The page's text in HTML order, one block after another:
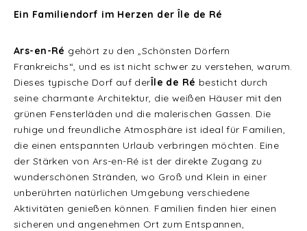
Ein Familiendorf im Herzen der Île de Ré
Ars-en-Ré gehört zu den „Schönsten Dörfern
Frankreichs“, und es ist nicht schwer zu verstehen, warum.
Dieses typische Dorf auf derÎle de Ré besticht durch
seine charmante Architektur, die weißen Häuser mit den
grünen Fensterläden und die malerischen Gassen. Die
ruhige und freundliche Atmosphäre ist ideal für Familien,
die einen entspannten Urlaub verbringen möchten. Eine
der Stärken von Ars-en-Ré ist der direkte Zugang zu
wunderschönen Stränden, wo Groß und Klein in einer
unberührten natürlichen Umgebung verschiedene
Aktivitäten genießen können. Familien finden hier einen
sicheren und angenehmen Ort zum Entspannen,